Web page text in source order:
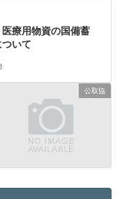
医療用物資の国備蓄
いて
公取協